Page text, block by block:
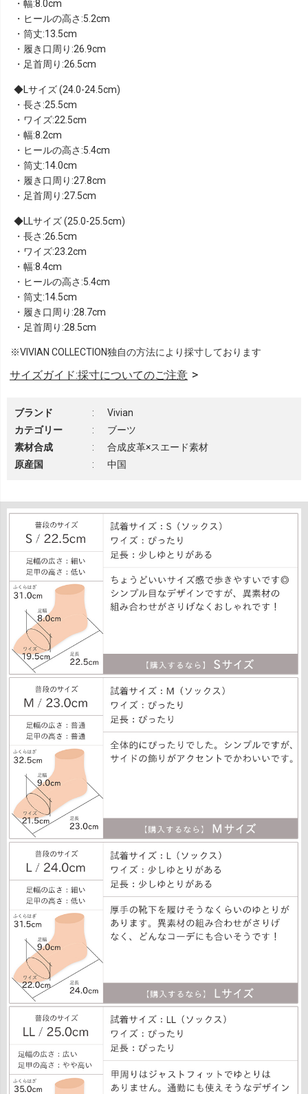
・幅:8.0cm
・ヒールの高さ:5.2cm
・筒丈:13.5cm
・履き口周り:26.9cm
・足首周り:26.5cm
Lサイズ (24.0-24.5cm)
・長さ:25.5cm
・ワイズ:22.5cm
・幅:8.2cm
・ヒールの高さ:5.4cm
・筒丈:14.0cm
・履き口周り:27.8cm
・足首周り:27.5cm
LLサイズ (25.0-25.5cm)
・長さ:26.5cm
・ワイズ:23.2cm
・幅:8.4cm
・ヒールの高さ:5.4cm
・筒丈:14.5cm
・履き口周り:28.7cm
・足首周り:28.5cm
※VIVIAN COLLECTION独自の方法により採寸しております
サイズガイド:採寸についてのご注意
ブランド :
Vivian
カテゴリー
:
ブーツ
素材合成
:
合成皮革×スエード素材
原産国
: 中国